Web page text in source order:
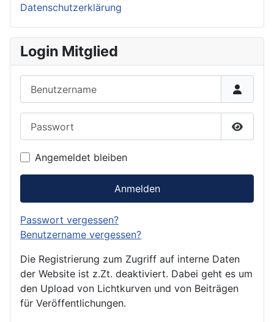
Datenschutzerklärung
Login Mitglied
Angemeldet bleiben
Anmelden
Passwort vergessen?
Benutzername vergessen?
Die Registrierung zum Zugriff auf interne Daten
der Website ist z.Zt. deaktiviert. Dabei geht es um
den Upload von Lichtkurven und von Beiträgen
für Veröffentlichungen.